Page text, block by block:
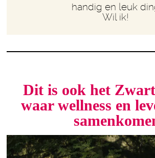
handig en leuk
Wil ik!
Dit is ook het
waar wellness en